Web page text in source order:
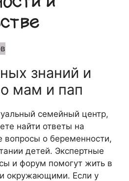
знаний и
мам и пап
семейный центр,
найти ответы на
о беременности,
детей. Экспертные
и форум помогут жить в
окружающими. Если у